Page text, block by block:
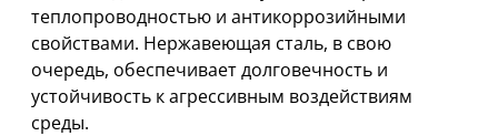
теплопроводностью и антикоррозийными
свойствами. Нержавеющая сталь, в свою
очередь, обеспечивает долговечность и
устойчивость к агрессивным воздействиям
среды.